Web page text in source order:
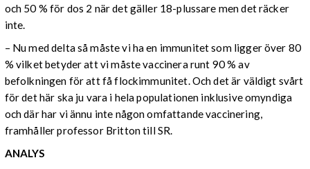
och 50 % för dos 2 när det gäller 18-plussare men det räcker
inte.
– Nu med delta så måste vi ha en immunitet som ligger över 80
% vilket betyder att vi måste vaccinera runt 90 % av
befolkningen för att få flockimmunitet. Och det är väldigt svårt
för det här ska ju vara i hela populationen inklusive omyndiga
och där har vi ännu inte någon omfattande vaccinering,
framhåller professor Britton till SR.
ANALYS